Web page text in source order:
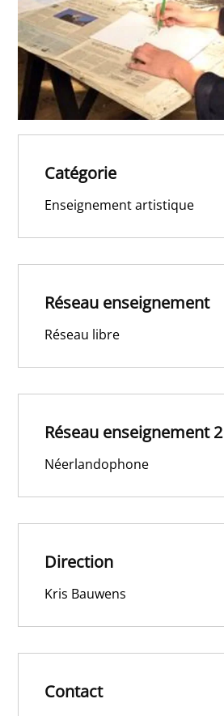
Catégorie
Enseignement artistique
Réseau enseignement
Réseau libre
Réseau enseignement 2
Néerlandophone
Direction
Kris Bauwens
Contact